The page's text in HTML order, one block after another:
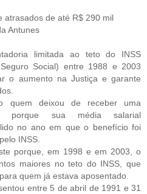
atrasados de até R$ 290 mil
Antunes
limitada ao teto do INSS
Social) entre 1988 e 2003
o aumento na Justiça e garante
quem deixou de receber uma
porque sua média salarial
no ano em que o benefício foi
INSS.
porque, em 1998 e em 2003, o
maiores no teto do INSS, que
quem já estava aposentado.
entre 5 de abril de 1991 e 31